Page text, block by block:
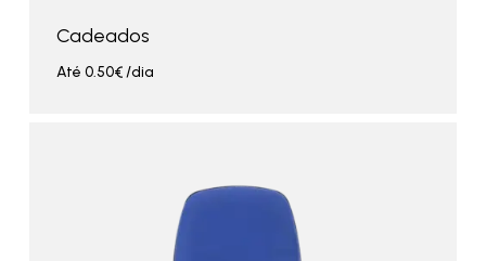
Cadeados
Até 0.50€/dia